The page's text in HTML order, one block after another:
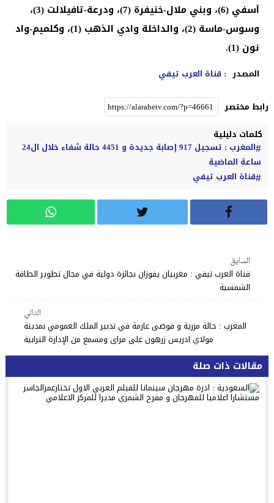
آسفي (6)، وبني ملال-خنيفرة (7)، ودرعة-تافيلالت (3)،
وسوس-ماسة (2)، والداخلة وادي الذهب (1)، وكلميم-واد
نون (1).
المصدر : قناة العرب تيفي
رابط مختصر
كلمات دليلية
المغرب : تسجيل 917 إصابة جديدة و 4451 حالة شفاء خلال ال24
ساعة الماضية
قناة العرب تيفي
السابق
قناة العرب تيفي : مغربيان يفوزان بجائزة دولية في مجال تطوير الطاقة
الشمسية
التالي
المغرب : حالة مزرية و فوضى عارمة في تدبير الملك العمومي بمدينة
مولاي ادريس زرهون على مراى ومسمع من الإدارة الترابية
مقالات ذات صلة